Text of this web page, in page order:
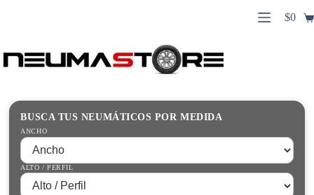
productosInicio
Guías Prácticas
Tienda
Carro
$0
BUSCA TUS NEUMÁTICOS POR MEDIDA
ANCHO
ALTO / PERFIL